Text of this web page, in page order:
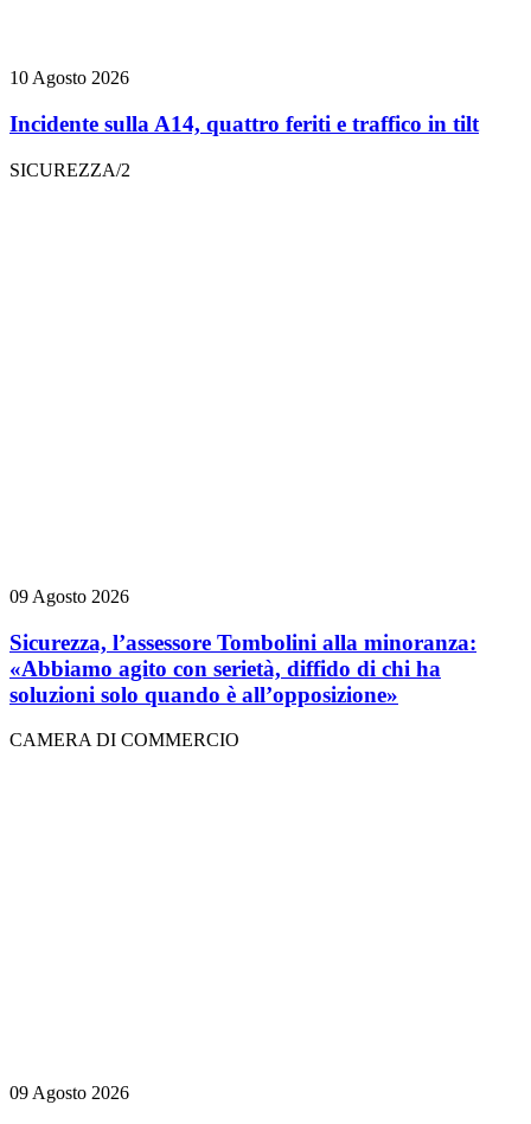
10 Agosto 2026
Incidente sulla A14, quattro feriti e traffico in tilt
SICUREZZA/2
09 Agosto 2026
Sicurezza, l’assessore Tombolini alla minoranza:
«Abbiamo agito con serietà, diffido di chi ha
soluzioni solo quando è all’opposizione»
CAMERA DI COMMERCIO
09 Agosto 2026